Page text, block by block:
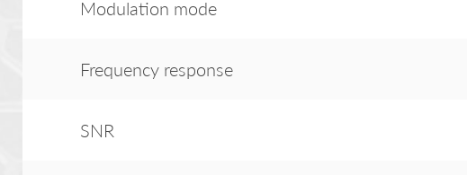
Modulation mode
Frequency response
SNR